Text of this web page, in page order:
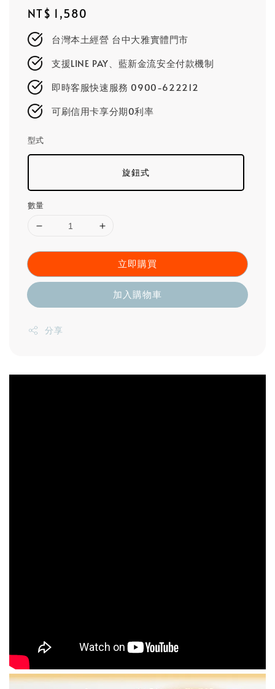
Regular
price
NT$ 1,580
台灣本土經營 台中大雅實體門市
支援LINE PAY、藍新金流安全付款機制
即時客服快速服務 0900-622212
可刷信用卡享分期0利率
型式
旋鈕式
數量
立即購買
加入購物車
分享